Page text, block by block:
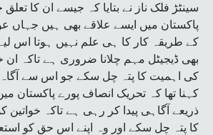
سینٹڑ فلک ناز نے بتایا کہ جیسے ان کا
پاکستان میں ایسے علاقے بھی ہیں جہاں
کے طریقہ کار کا ہی علم نہیں ہوتا اس
بھی ڈیجیٹل مہم چلانا ضروری ہے تاکہ ان
کی اہمیت کا پتہ چل سکے جو اس سے آگاہ
کہنا تھا کہ تحریک انصاف پورے پاکستان
ذریعے آگاہی پیدا کر رہی ہے تاکہ
کا پتہ چل سکے اور وہ اپنے اس حق کو